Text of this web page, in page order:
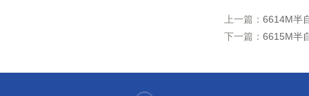
上一篇： 6614M半
下一篇： 6615M半